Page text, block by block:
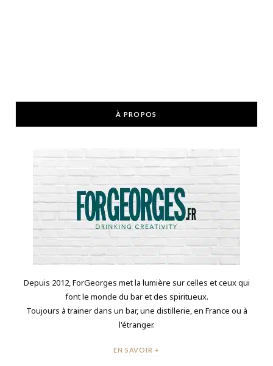
À PROPOS
Depuis 2012, ForGeorges met la lumière sur celles et ceux qui
font le monde du bar et des spiritueux.
Toujours à trainer dans un bar, une distillerie, en France ou à
l'étranger.
EN SAVOIR +